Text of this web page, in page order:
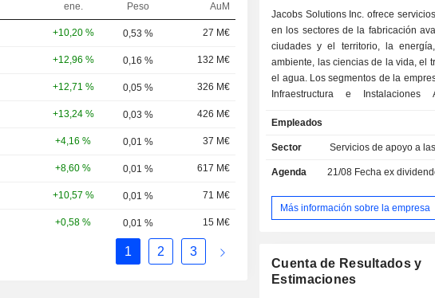
ene.
Peso AuM
+10,20 % 0,53 % 27 M€
+12,96 % 0,16 % 132 M€
+12,71 % 0,05 % 326 M€
+13,24 % 0,03 % 426 M€
+4,16 % 0,01 % 37 M€
+8,60 % 0,01 % 617 M€
+10,57 % 0,01 % 71 M€
+0,58 % 0,01 % 15 M€
1 2 3
Jacobs Solutions Inc. ofrece
en los sectores de la fabricación
ciudades y el territorio, la
ambiente, las ciencias de la vida, el
el agua. Los segmentos de la
Infraestructura e Instalaciones
soluciones integrales para los
los que se enfrentan sus clientes en
movilidad conectada, edificios e
biofarmacéutica. Utiliza la ciencia de
conocimientos especializados
encuentran gobiernos nacionales,
locales de Europa, Oriente
Empleados
Sector Servicios de apoyo a
Agenda 21/08 Fecha ex dividendo -
Más información sobre la empresa
Cuenta de Resultados y
Estimaciones